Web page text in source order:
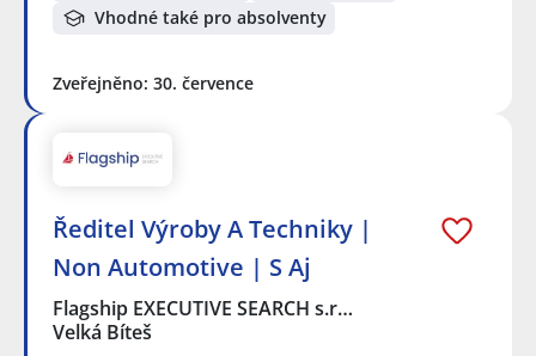
Vhodné také pro absolventy
Zveřejněno: 30. července
Ředitel Výroby A Techniky |
Non Automotive | S Aj
Flagship EXECUTIVE SEARCH s.r…
Velká Bíteš